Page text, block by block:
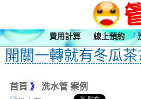
費用計算 線上預約
開關一轉就有冬瓜
首頁 》 洗水管 案例